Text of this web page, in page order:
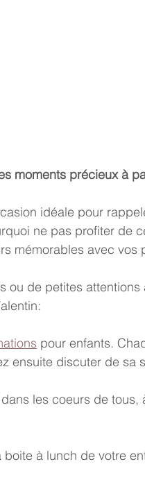
moments précieux à
idéale pour
ne pas profiter de
mémorables avec vos
ou de petites attentions
pour enfants.
ensuite discuter de sa
dans les coeurs de
boite à lunch de votre